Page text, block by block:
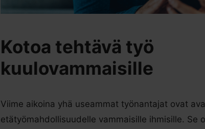
Kotoa tehtävä työ
kuulovammaisille
Viime aikoina yhä useammat työnantajat ovat
etätyömahdollisuudelle vammaisille ihmisille. Se